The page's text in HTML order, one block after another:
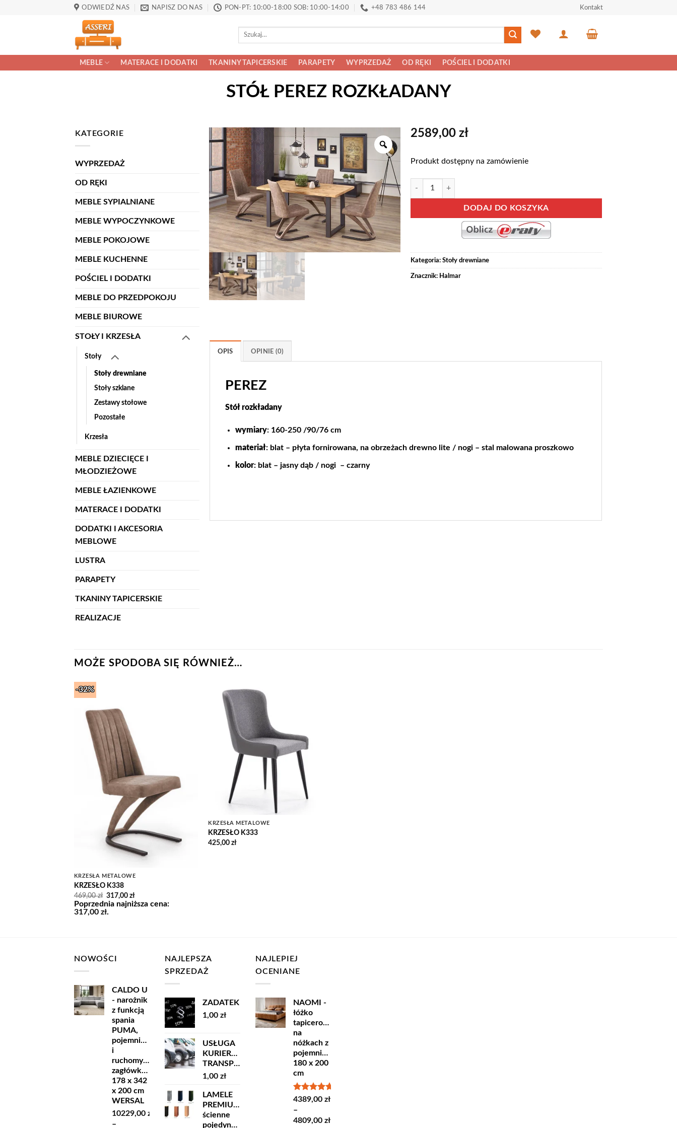
ODWIEDŹ NAS NAPISZ DO NAS PON-PT: 10:00-18:00 SOB: 10:00-14:00 +48 783 486 144 Kontakt
Szukaj:
MEBLE MATERACE I DODATKI TKANINY TAPICERSKIE PARAPETY WYPRZEDAŻ OD RĘKI POŚCIEL I DODATKI
STÓŁ PEREZ ROZKŁADANY
KATEGORIE
WYPRZEDAŻ
OD RĘKI
MEBLE SYPIALNIANE
MEBLE WYPOCZYNKOWE
MEBLE POKOJOWE
MEBLE KUCHENNE
POŚCIEL I DODATKI
MEBLE DO PRZEDPOKOJU
MEBLE BIUROWE
STOŁY I KRZESŁA
Stoły
Stoły drewniane
Stoły szklane
Zestawy stołowe
Pozostałe
Krzesła
MEBLE DZIECIĘCE I
MŁODZIEŻOWE
MEBLE ŁAZIENKOWE
MATERACE I DODATKI
DODATKI I AKCESORIA
MEBLOWE
LUSTRA
PARAPETY
TKANINY TAPICERSKIE
REALIZACJE
2589,00 zł
Produkt dostępny na zamówienie
ilość STÓŁ PEREZ ROZKŁADANY
DODAJ DO KOSZYKA
Alternative:
Kategoria: Stoły drewniane
Znacznik: Halmar
OPIS OPINIE (0)
PEREZ
Stół rozkładany
wymiary: 160-250 /90/76 cm
materiał: blat – płyta fornirowana, na obrzeżach drewno lite / nogi – stal malowana proszkowo
kolor: blat – jasny dąb / nogi – czarny
MOŻE SPODOBA SIĘ RÓWNIEŻ…
-32%
KRZESŁA METALOWE
KRZESŁO K338
469,00zł Pierwotna
cena
wynosiła:
469,00 zł.
317,00złAktualna
cena
Poprzednia najniższa cena:
317,00 zł.
KRZESŁA METALOWE
KRZESŁO K333
425,00zł
NOWOŚCI
CALDO U
- narożnik
z funkcją
spania
PUMA,
pojemnikiem
i
ruchomymi
zagłówkami
178 x 342
x 200 cm
WERSAL
10229,00 zł
–
NAJLEPSZA
SPRZEDAŻ
ZADATEK
1,00 zł
USŁUGA
KURIERSKA
TRANSPORT
1,00 zł
LAMELE
PREMIUM
ścienne
pojedyncze
NAJLEPIEJ
OCENIANE
NAOMI -
łóżko
tapicerowane
na
nóżkach z
pojemnikiem
180 x 200
cm
Oceniono
4389,00 zł
–
4809,00 złZakres